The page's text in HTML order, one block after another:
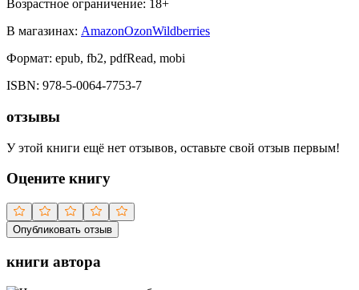
Возрастное ограничение: 18+
В магазинах: AmazonOzonWildberries
Формат: epub, fb2, pdfRead, mobi
ISBN: 978-5-0064-7753-7
отзывы
У этой книги ещё нет отзывов, оставьте свой отзыв первым!
Оцените книгу
Опубликовать отзыв
книги автора